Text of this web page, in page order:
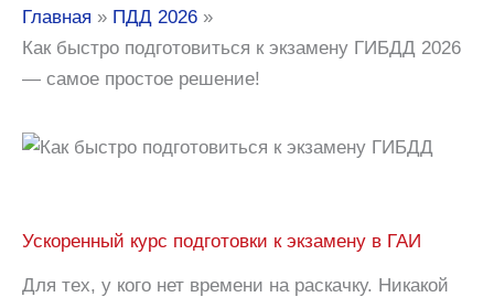
Главная
ПДД 2026
Как быстро подготовиться к экзамену ГИБДД 2026
— самое простое решение!
Ускоренный курс подготовки к экзамену в ГАИ
Для тех, у кого нет времени на раскачку. Никакой